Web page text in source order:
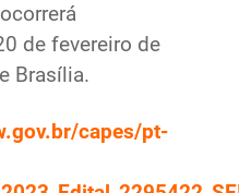
de fevereiro de
Brasília.
capes/pt-